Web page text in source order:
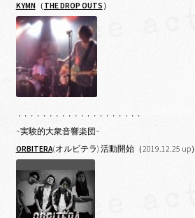
KYMN （ THE DROP OUTS ）
・・・・・・・・・・・・・・・・・・・・
~実験的大衆音響楽団~
ORBITERA(オルビテラ) 活動開始（2019.12.25 up）